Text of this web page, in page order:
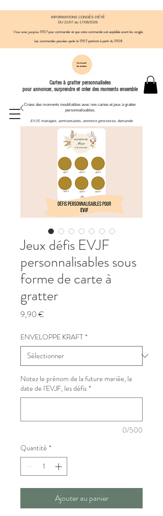
Cartes à gratter personnalisées
pour annoncer, surprendre et créer des moments ensemble
INFORMATIONS CONGÉS D'ÉTÉ
DU 21/07 au 17/08/2026
Vous avez jusqu'au 17/07 pour commander et que votre commande soit expédiée avant​ les congés
Les commandes passées après le 17/07partiront à partir du 17/08
EVJF, mariages, anniversaires, annonce grossesse, demande
témoin et autres moments à célébrer.
Créez des moments inoubliables avec nos cartes et jeux à gratter
personnalisables.
Jeux défis EVJF
personnalisables sous
forme de carte à
gratter
9,90 €
ENVELOPPE KRAFT *
Notez le prénom de la future mariée, la
date de l'EVJF, les défis *
0/500
Quantité *
Ajouter au panier